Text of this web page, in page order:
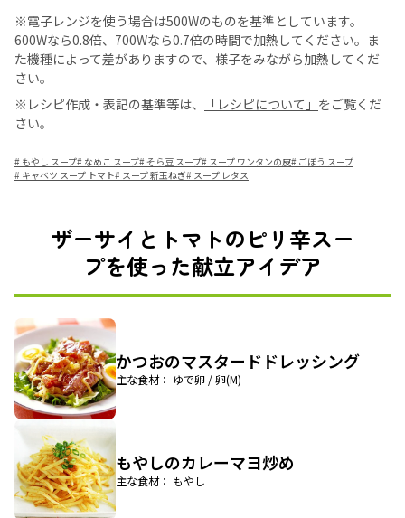
※電子レンジを使う場合は500Wのものを基準としています。
600Wなら0.8倍、700Wなら0.7倍の時間で加熱してください。ま
た機種によって差がありますので、様子をみながら加熱してくだ
さい。
※レシピ作成・表記の基準等は、
「レシピについて」 をご覧くだ
さい。
# もやし スープ# なめこ スープ#そら豆 スープ# スープ ワンタンの皮# ごぼう スープ
# キャベツ スープ トマト# スープ 新玉ねぎ# スープ レタス
ザーサイとトマトのピリ辛スー
プを使った献立アイデア
かつおのマスタードドレッシング
主な食材： ゆで卵 / 卵(M)
もやしのカレーマヨ炒め
主な食材： もやし